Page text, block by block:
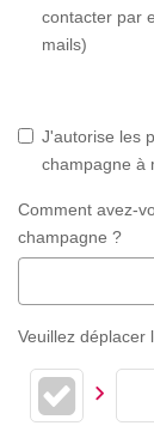
contacter par
mails)
J'autorise les
champagne à
Comment avez-
champagne ?
Veuillez déplacer